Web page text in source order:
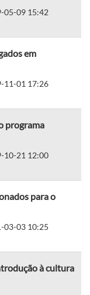
05-09 15:42
em
11-01 17:26
programa
10-21 12:00
para o
03-03 10:25
à cultura